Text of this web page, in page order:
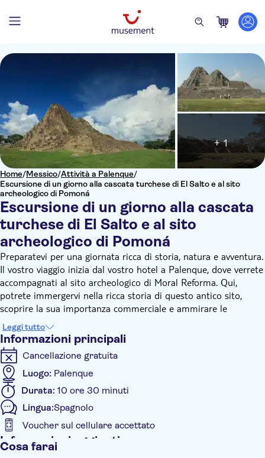
Home/Messico/Attività a Palenque/
Escursione di un giorno alla cascata turchese di El Salto e al sito
archeologico di Pomoná
Escursione di un giorno alla cascata
turchese di El Salto e al sito
archeologico di Pomoná
+ 1
Preparatevi per una giornata ricca di storia, natura e avventura.
Il vostro viaggio inizia dal vostro hotel a Palenque, dove verrete
accompagnati al sito archeologico di Moral Reforma. Qui,
potrete immergervi nella ricca storia di questo antico sito,
scoprire la sua importanza commerciale e ammirare le
splendide piramidi binate.
Successivamente, un viaggio di 1 ora e mezza vi condurrà al
sito archeologico di Pomoná. Questo luogo è rinomato per la
sua ricchezza di stele, sculture e un ambiente naturale
suggestivo che sicuramente catturerà i vostri sensi.
Infine, la giornata si conclude al Centro Ecoturistico El Salto.
Qui, potrete ammirare la bellezza della sua cascata e
partecipare ad attività entusiasmanti come l'escursionismo e la
teleferica. Al termine della giornata, tornerete a Palenque,
arricchiti dalle esperienze e dai ricordi di una giornata davvero
indimenticabile.
Leggi tutto
Informazioni principali
Cancellazione gratuita
Luogo: Palenque
Durata: 10 ore 30 minuti
Lingua:Spagnolo
Voucher sul cellulare accettato
Informazioni aggiuntive
Cosa farai